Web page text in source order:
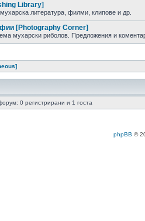
Library]
литература, филми, клипове и др.
[Photography Corner]
мухарски риболов. Предложения и
0 регистрирани и 1 госта
phpBB ©